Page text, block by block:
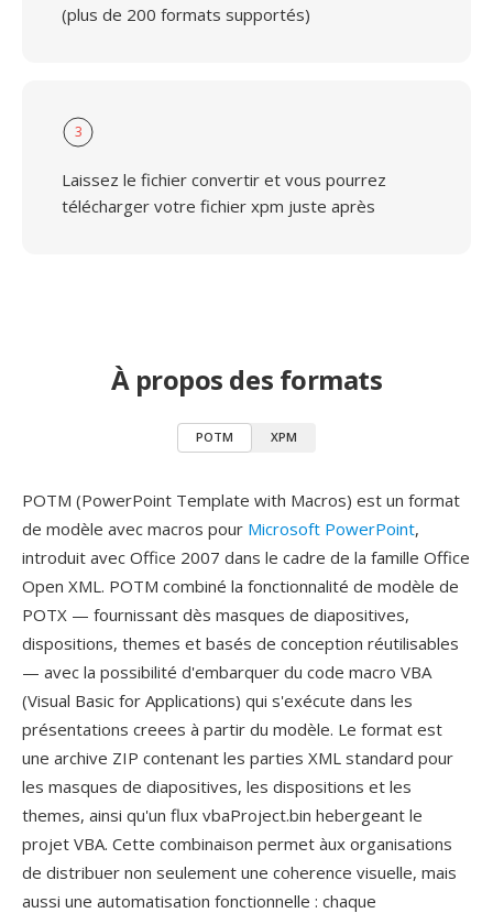
(plus de 200 formats supportés)
3
Laissez le fichier convertir et vous pourrez
télécharger votre fichier xpm juste après
À propos des formats
POTM XPM
POTM (PowerPoint Template with Macros) est un format
de modèle avec macros pour Microsoft PowerPoint,
introduit avec Office 2007 dans le cadre de la famille Office
Open XML. POTM combiné la fonctionnalité de modèle de
POTX — fournissant dès masques de diapositives,
dispositions, themes et basés de conception réutilisables
— avec la possibilité d'embarquer du code macro VBA
(Visual Basic for Applications) qui s'exécute dans les
présentations creees à partir du modèle. Le format est
une archive ZIP contenant les parties XML standard pour
les masques de diapositives, les dispositions et les
themes, ainsi qu'un flux vbaProject.bin hebergeant le
projet VBA. Cette combinaison permet àux organisations
de distribuer non seulement une coherence visuelle, mais
aussi une automatisation fonctionnelle : chaque